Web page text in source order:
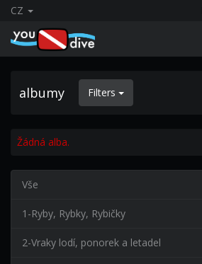
CZ
albumy Filters
Žádná alba.
Vše
1-Ryby, Rybky, Rybičky
2-Vraky lodí, ponorek a letadel